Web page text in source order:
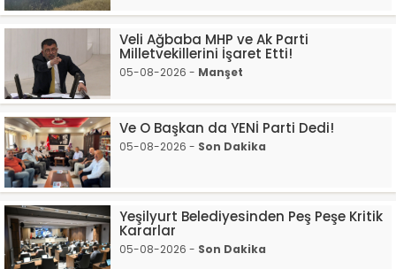
Veli Ağbaba MHP ve Ak Parti
Milletvekillerini İşaret Etti!
05-08-2026 - Manşet
Ve O Başkan da YENİ Parti Dedi!
05-08-2026 - Son Dakika
Yeşilyurt Belediyesinden Peş Peşe Kritik
Kararlar
05-08-2026 - Son Dakika